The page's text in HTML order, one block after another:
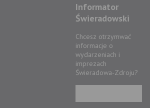
Informator
Świeradowski
Chcesz otrzymwać
informacje o
wydarzeniach i
imprezach
Świeradowa-Zdroju?